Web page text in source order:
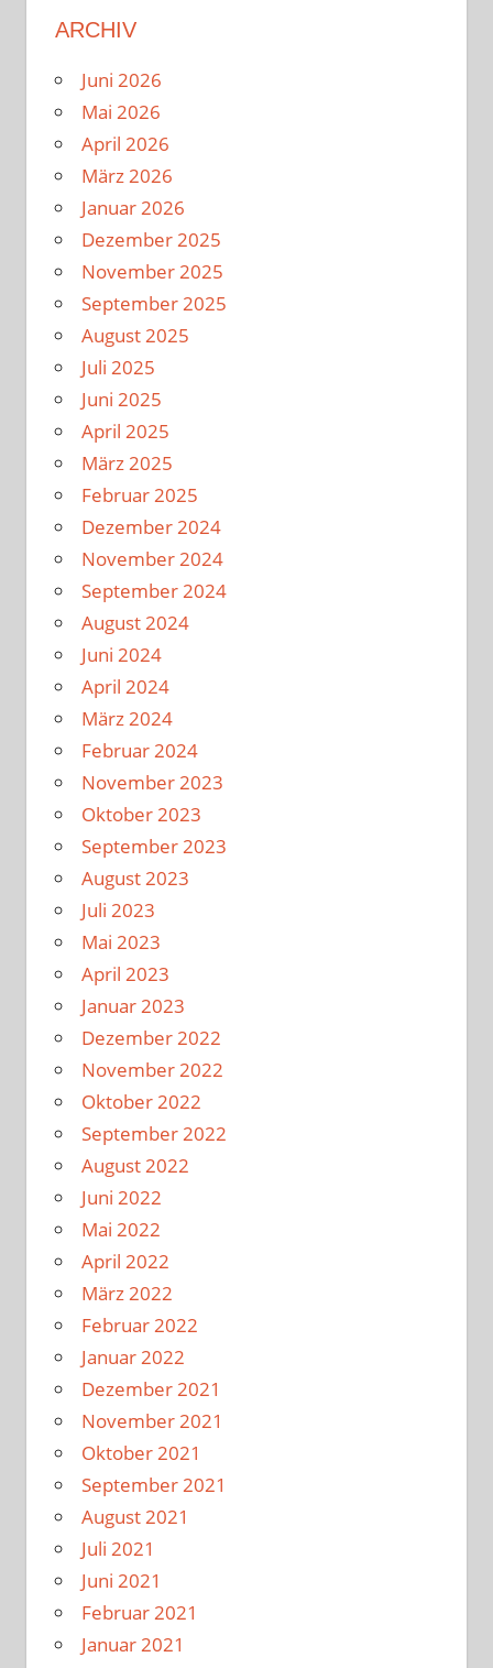
ARCHIV
Juni 2026
Mai 2026
April 2026
März 2026
Januar 2026
Dezember 2025
November 2025
September 2025
August 2025
Juli 2025
Juni 2025
April 2025
März 2025
Februar 2025
Dezember 2024
November 2024
September 2024
August 2024
Juni 2024
April 2024
März 2024
Februar 2024
November 2023
Oktober 2023
September 2023
August 2023
Juli 2023
Mai 2023
April 2023
Januar 2023
Dezember 2022
November 2022
Oktober 2022
September 2022
August 2022
Juni 2022
Mai 2022
April 2022
März 2022
Februar 2022
Januar 2022
Dezember 2021
November 2021
Oktober 2021
September 2021
August 2021
Juli 2021
Juni 2021
Februar 2021
Januar 2021